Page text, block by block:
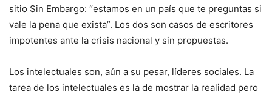
sitio Sin Embargo: “estamos en un país que te preguntas si
vale la pena que exista”. Los dos son casos de escritores
impotentes ante la crisis nacional y sin propuestas.
Los intelectuales son, aún a su pesar, líderes sociales. La
tarea de los intelectuales es la de mostrar la realidad pero